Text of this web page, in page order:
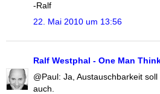
-Ralf
22. Mai 2010 um 13:56
Ralf Westphal - One Man
@Paul: Ja, Austauschbarkeit
auch.